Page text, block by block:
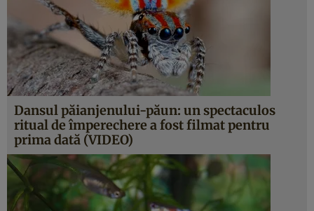
Dansul păianjenului-păun: un spectaculos
ritual de împerechere a fost filmat pentru
prima dată (VIDEO)